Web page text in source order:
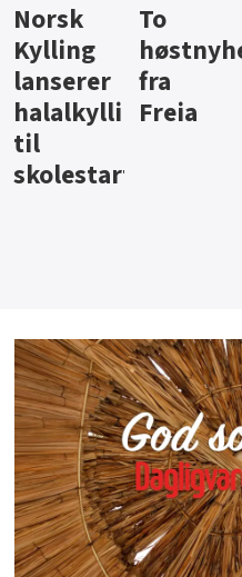
Knalltall
for Açai
Bowl
Aass vil
bli
førstevalg
i lite-